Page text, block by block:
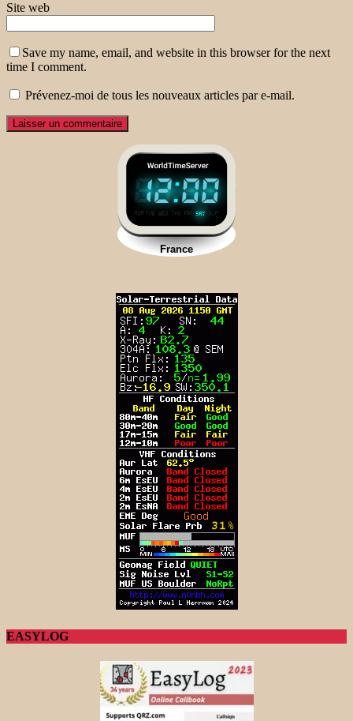
Site web
Save my name, email, and website in this browser for the next
time I comment.
Prévenez-moi de tous les nouveaux articles par e-mail.
EASYLOG